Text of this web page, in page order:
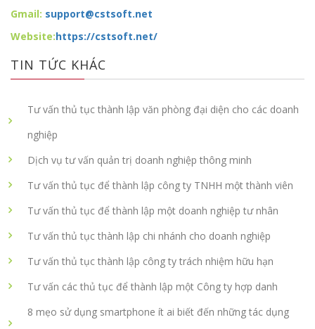
Gmail: support@cstsoft.net
Website:https://cstsoft.net/
TIN TỨC KHÁC
Tư vấn thủ tục thành lập văn phòng đại diện cho các doanh
nghiệp
Dịch vụ tư vấn quản trị doanh nghiệp thông minh
Tư vấn thủ tục để thành lập công ty TNHH một thành viên
Tư vấn thủ tục để thành lập một doanh nghiệp tư nhân
Tư vấn thủ tục thành lập chi nhánh cho doanh nghiệp
Tư vấn thủ tục thành lập công ty trách nhiệm hữu hạn
Tư vấn các thủ tục để thành lập một Công ty hợp danh
8 mẹo sử dụng smartphone ít ai biết đến những tác dụng